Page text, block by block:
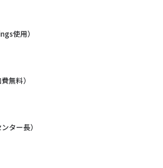
使用）
無料）
ター長）